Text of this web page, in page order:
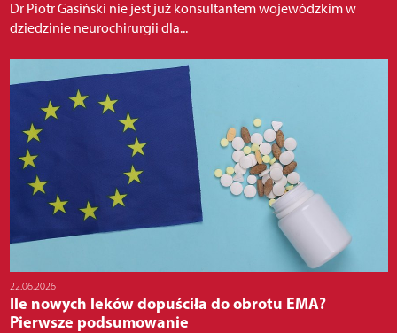
Dr Piotr Gasiński nie jest już konsultantem wojewódzkim w
dziedzinie neurochirurgii dla...
22.06.2026
Ile nowych leków dopuściła do obrotu EMA?
Pierwsze podsumowanie